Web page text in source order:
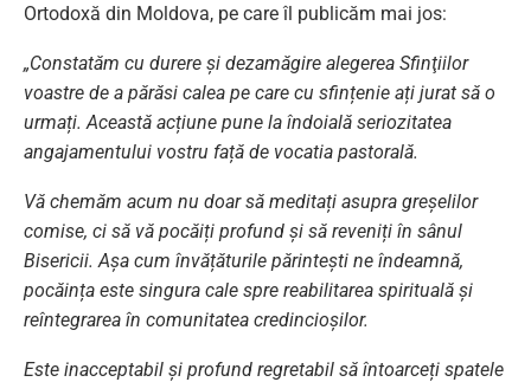
Ortodoxă din Moldova, pe care îl publicăm mai jos:
„Constatăm cu durere și dezamăgire alegerea Sfinţiilor
voastre de a părăsi calea pe care cu sfințenie ați jurat să o
urmați. Această acțiune pune la îndoială seriozitatea
angajamentului vostru față de vocatia pastorală.
Vă chemăm acum nu doar să meditați asupra greșelilor
comise, ci să vă pocăiți profund și să reveniți în sânul
Bisericii. Așa cum învățăturile părintești ne îndeamnă,
pocăința este singura cale spre reabilitarea spirituală și
reîntegrarea în comunitatea credincioșilor.
Este inacceptabil și profund regretabil să întoarceți spatele